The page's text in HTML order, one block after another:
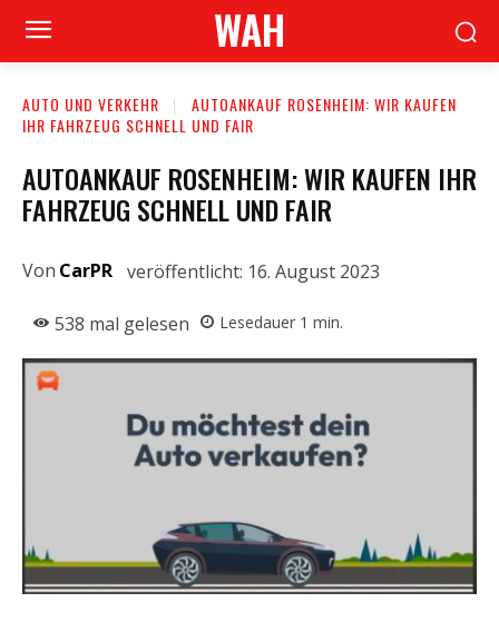
WAH
AUTO UND VERKEHR
AUTOANKAUF ROSENHEIM: WIR KAUFEN
IHR FAHRZEUG SCHNELL UND FAIR
AUTOANKAUF ROSENHEIM: WIR KAUFEN IHR
FAHRZEUG SCHNELL UND FAIR
Von CarPR veröffentlicht: 16. August 2023
538 mal gelesen Lesedauer 1 min.